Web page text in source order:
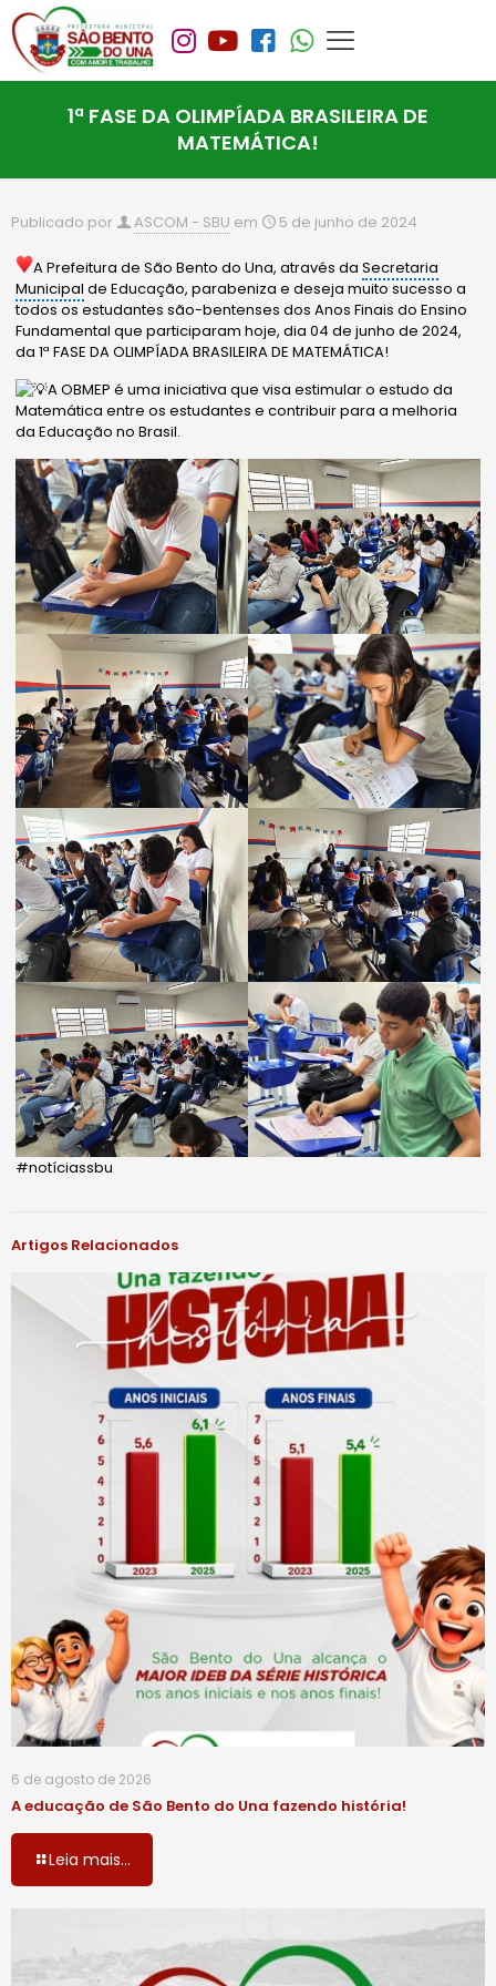
1ª FASE DA OLIMPÍADA BRASILEIRA DE
MATEMÁTICA!
Publicado por ASCOM - SBU em 5 de junho de 2024
A Prefeitura de São Bento do Una, através daSecretaria
Municipal de Educação, parabeniza e deseja muito sucesso a
todos os estudantes são-bentenses dos Anos Finais do Ensino
Fundamental que participaram hoje, dia 04 de junho de 2024,
da 1ª FASE DA OLIMPÍADA BRASILEIRA DE MATEMÁTICA!
A OBMEP é uma iniciativa que visa estimular o estudo da
Matemática entre os estudantes e contribuir para a melhoria
da Educação no Brasil.
#notíciassbu
Artigos Relacionados
6 de agosto de 2026
A educação de São Bento do Una fazendo história!
Leia mais...